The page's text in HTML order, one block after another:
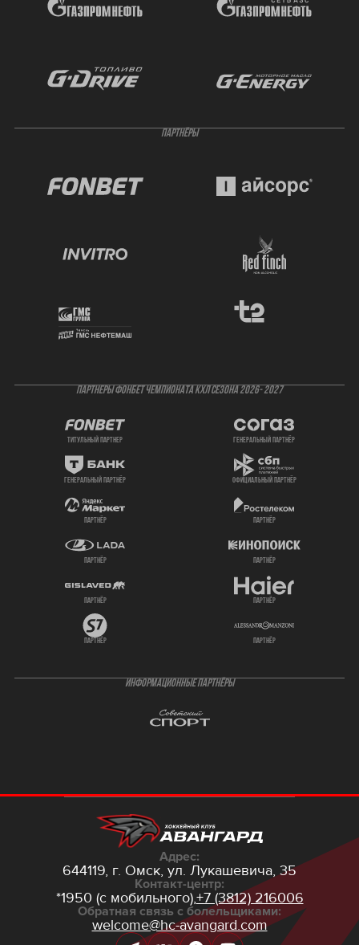
ПАРТНЁРЫ
ПАРТНЕРЫ ФОНБЕТ ЧЕМПИОНАТА КХЛ СЕЗОНА 2026- 2027
титульный партнер генеральный партнёр
генеральный партнёр официальный партнёр
партнёр партнёр
партнёр партнёр
партнёр партнёр
партнёр партнёр
ИНФОРМАЦИОННЫЕ ПАРТНЁРЫ
Адрес:
644119, г. Омск, ул. Лукашевича, 35
Контакт-центр:
*1950 (с мобильного),+7 (3812) 216006
Обратная связь с болельщиками:
welcome@hc-avangard.com